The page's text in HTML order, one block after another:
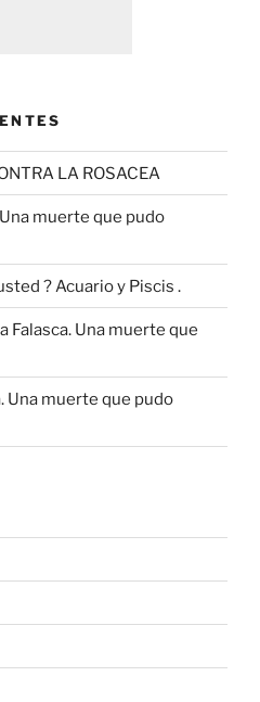
LA ROSACEA
muerte que pudo
? Acuario y Piscis .
Falasca. Una muerte que
Una muerte que pudo